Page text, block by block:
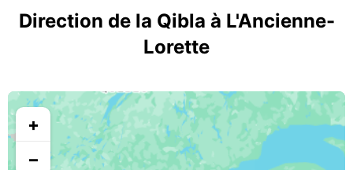
Direction de la Qibla à L'Ancienne-
Lorette
+
−